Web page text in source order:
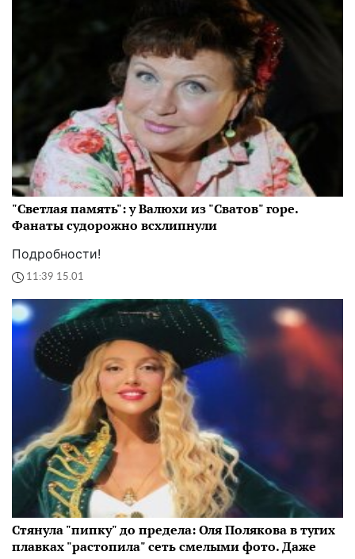
"Светлая память": у Валюхи из "Сватов" горе.
Фанаты судорожно всхлипнули
Подробности!
11:39 15.01
Стянула "пипку" до предела: Оля Полякова в тугих
плавках "растопила" сеть смелыми фото. Даже